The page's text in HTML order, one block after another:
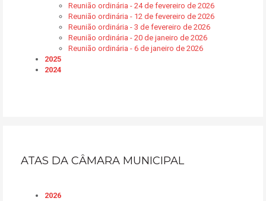
Reunião ordinária - 24 de fevereiro de 2026
Reunião ordinária - 12 de fevereiro de 2026
Reunião ordinária - 3 de fevereiro de 2026
Reunião ordinária - 20 de janeiro de 2026
Reunião ordinária - 6 de janeiro de 2026
2025
2024
ATAS DA CÂMARA MUNICIPAL
2026